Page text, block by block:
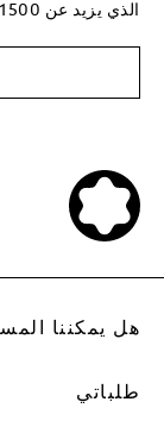
الذي يزيد عن 1500 درهم إماراتي
هل يمكننا
طلباتي